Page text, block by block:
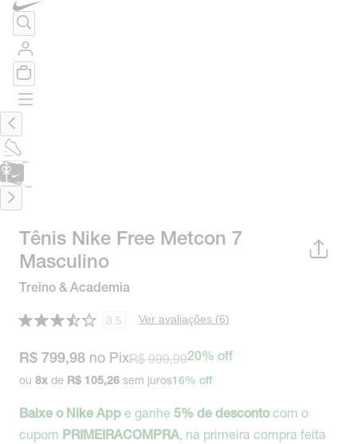
Tênis Nike Free Metcon 7
Masculino
Treino & Academia
3.5 Ver avaliações (6)
R$ 799,98 no PixR$ 999,9920% off
ou 8x de R$ 105,26 sem juros16% off
Baixe o Nike App e ganhe 5% de descontocom o
cupom PRIMEIRACOMPRA, na primeira compra feita